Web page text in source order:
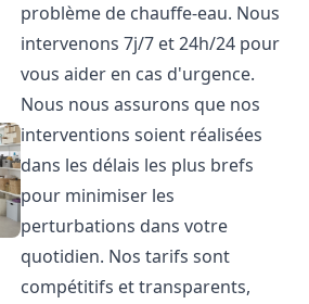
problème de chauffe-eau. Nous
intervenons 7j/7 et 24h/24 pour
vous aider en cas d'urgence.
Nous nous assurons que nos
interventions soient réalisées
dans les délais les plus brefs
pour minimiser les
perturbations dans votre
quotidien. Nos tarifs sont
compétitifs et transparents,